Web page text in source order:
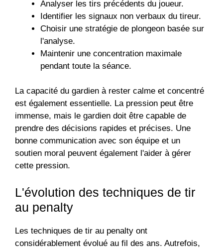
Analyser les tirs précédents du joueur.
Identifier les signaux non verbaux du tireur.
Choisir une stratégie de plongeon basée sur
l'analyse.
Maintenir une concentration maximale
pendant toute la séance.
La capacité du gardien à rester calme et concentré
est également essentielle. La pression peut être
immense, mais le gardien doit être capable de
prendre des décisions rapides et précises. Une
bonne communication avec son équipe et un
soutien moral peuvent également l'aider à gérer
cette pression.
L'évolution des techniques de tir
au penalty
Les techniques de tir au penalty ont
considérablement évolué au fil des ans. Autrefois,